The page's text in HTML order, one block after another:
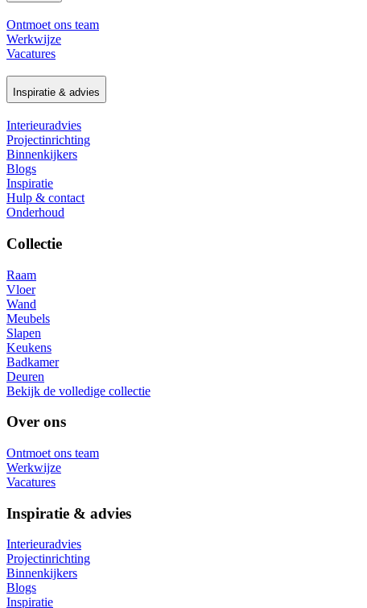
Ontmoet ons team
Werkwijze
Vacatures
Inspiratie & advies
Interieuradvies
Projectinrichting
Binnenkijkers
Blogs
Inspiratie
Hulp & contact
Onderhoud
Collectie
Raam
Vloer
Wand
Meubels
Slapen
Keukens
Badkamer
Deuren
Bekijk de volledige collectie
Over ons
Ontmoet ons team
Werkwijze
Vacatures
Inspiratie & advies
Interieuradvies
Projectinrichting
Binnenkijkers
Blogs
Inspiratie